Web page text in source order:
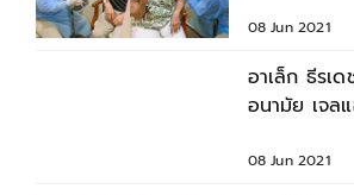
08 Jun 2021
อาเล็ก ธีรเ
อนามัย เจล
08 Jun 2021